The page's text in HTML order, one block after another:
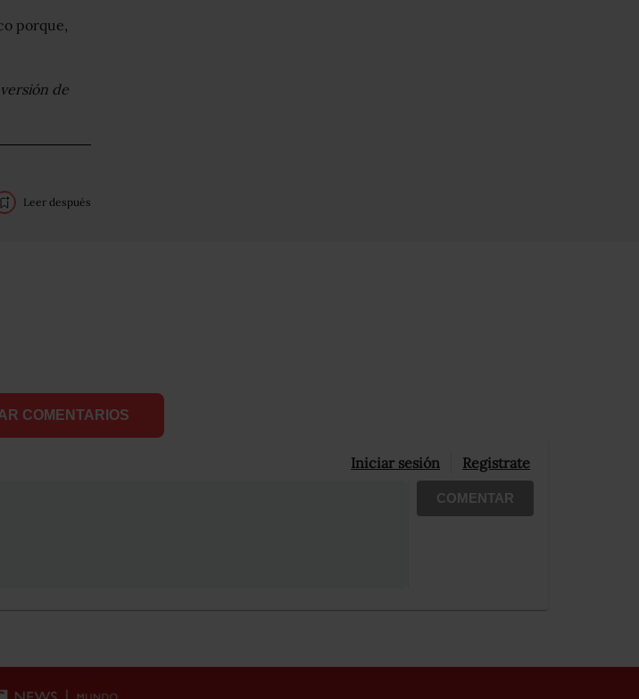
porque,
de
Leer después
COMENTARIOS
Iniciar sesión Registrate
COMENTAR